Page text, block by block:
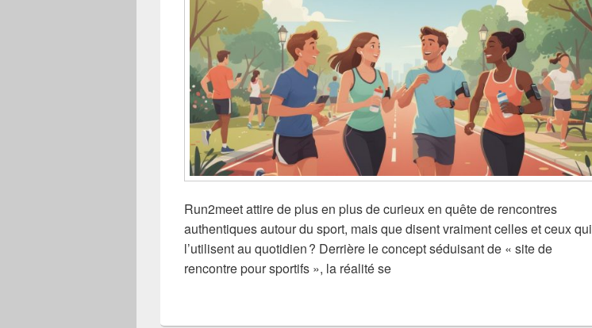
Run2meet attire de plus en plus de curieux en quête de rencontres
authentiques autour du sport, mais que disent vraiment celles et ceux qui
l’utilisent au quotidien ? Derrière le concept séduisant de « site de
rencontre pour sportifs », la réalité se